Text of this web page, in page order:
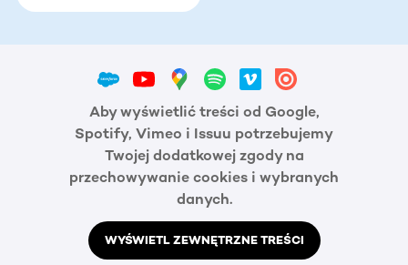
Aby wyświetlić treści od Google,
Spotify, Vimeo i Issuu potrzebujemy
Twojej dodatkowej zgody na
przechowywanie cookies i wybranych
danych.
WYŚWIETL ZEWNĘTRZNE TREŚCI